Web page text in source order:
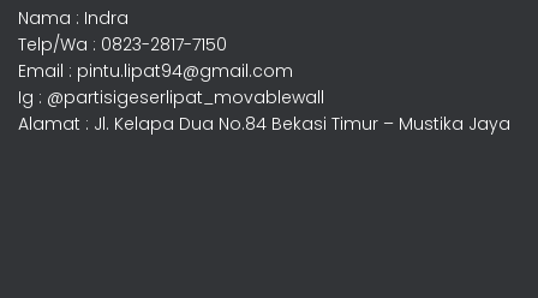
Nama : Indra
Telp/Wa : 0823-2817-7150
Email : pintu.lipat94@gmail.com
Ig : @partisigeserlipat_movablewall
Alamat : Jl. Kelapa Dua No.84 Bekasi Timur – Mustika Jaya